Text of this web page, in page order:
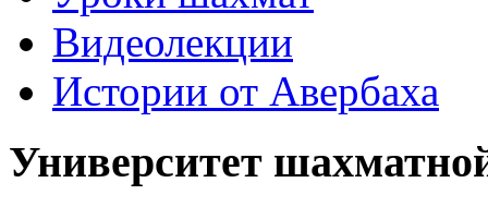
Видеолекции
Истории от Авербаха
Университет